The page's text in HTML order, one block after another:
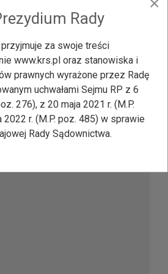
Rady
za swoje treści
www.krs.pl oraz stanowiska i
prawnych wyrażone przez Radę
uchwałami Sejmu RP z 6
276), z 20 maja 2021 r. (M.P.
r. (M.P. poz. 485) w sprawie
Rady Sądownictwa.